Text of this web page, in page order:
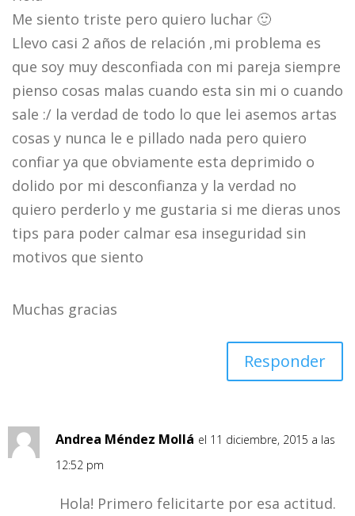
Me siento triste pero quiero luchar 🙂
Llevo casi 2 años de relación ,mi problema es
que soy muy desconfiada con mi pareja siempre
pienso cosas malas cuando esta sin mi o cuando
sale :/ la verdad de todo lo que lei asemos artas
cosas y nunca le e pillado nada pero quiero
confiar ya que obviamente esta deprimido o
dolido por mi desconfianza y la verdad no
quiero perderlo y me gustaria si me dieras unos
tips para poder calmar esa inseguridad sin
motivos que siento
Muchas gracias
Responder
Andrea Méndez Mollá el 11 diciembre, 2015 a las
12:52 pm
Hola! Primero felicitarte por esa actitud.